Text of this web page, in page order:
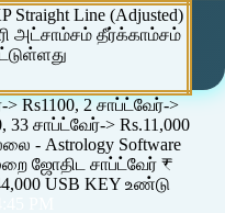
Line (Adjusted)
அட்சாம்சம் தீர்க்காம்சம்
Rs1100, 2 சாப்ட்வேர்->
33 சாப்ட்வேர்-> Rs.11,000
- Astrology Software
ஜோதிட சாப்ட்வேர் ₹
USB KEY உண்டு